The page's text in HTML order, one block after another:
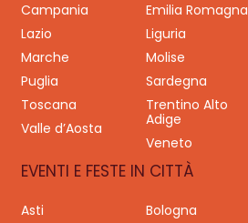
Campania
Emilia Romagna
Lazio
Liguria
Marche
Molise
Puglia
Sardegna
Toscana
Trentino Alto
Adige
Valle d’Aosta
Veneto
EVENTI E FESTE IN CITTÀ
Asti Bologna